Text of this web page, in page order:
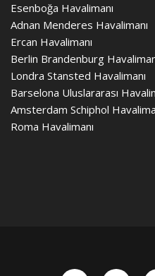
Esenboğa Havalimanı
Adnan Menderes Havalimanı
Ercan Havalimanı
Berlin Brandenburg
Londra Stansted Havalimanı
Barselona Uluslararası
Amsterdam Schiphol
Roma Havalimanı